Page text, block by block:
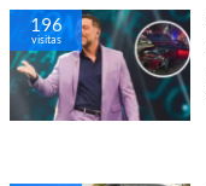
196
visitas